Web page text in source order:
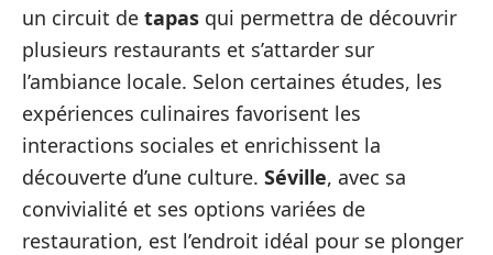
un circuit de tapas qui permettra de découvrir
plusieurs restaurants et s’attarder sur
l’ambiance locale. Selon certaines études, les
expériences culinaires favorisent les
interactions sociales et enrichissent la
découverte d’une culture. Séville, avec sa
convivialité et ses options variées de
restauration, est l’endroit idéal pour se plonger